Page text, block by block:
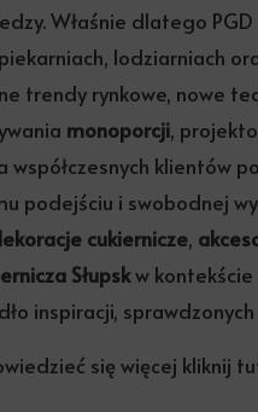
Właśnie dlatego
lodziarniach
trendy rynkowe, nowe
monoporcji,
współczesnych klientów
podejściu i swobodnej
cukiernicze,
Słupskw kontekście
inspiracji,
się więcej kliknij